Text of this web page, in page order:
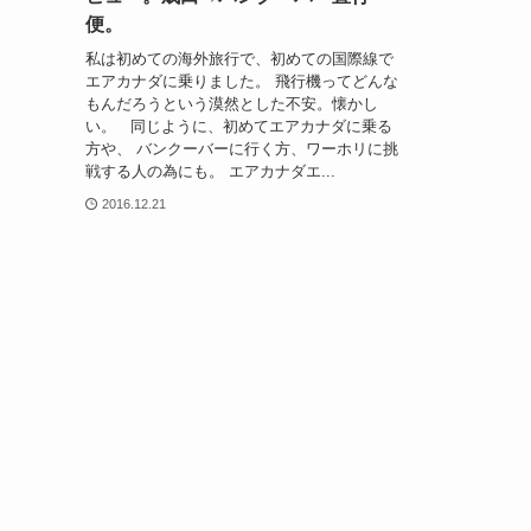
便。
私は初めての海外旅行で、初めての国際線で
エアカナダに乗りました。 飛行機ってどんな
もんだろうという漠然とした不安。懐かし
い。 同じように、初めてエアカナダに乗る
方や、 バンクーバーに行く方、ワーホリに挑
戦する人の為にも。 エアカナダエ...
2016.12.21